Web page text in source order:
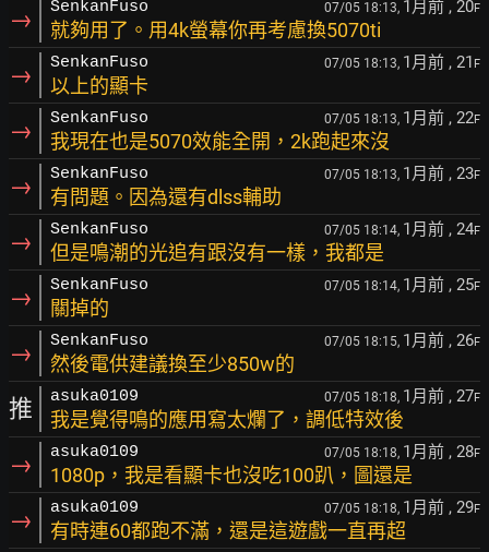
→ SenkanFuso 07/05 18:13, 1月前 , 20F
就夠用了。用4k螢幕你再考慮換5070ti
→ SenkanFuso 07/05 18:13, 1月前 , 21 F
以上的顯卡
→ SenkanFuso 07/05 18:13, 1月前 , 22F
我現在也是5070效能全開，2k跑起來沒
→ SenkanFuso 07/05 18:13, 1月前 , 23F
有問題。因為還有dlss輔助
→ SenkanFuso 07/05 18:14, 1月前 , 24F
但是鳴潮的光追有跟沒有一樣，我都是
→ SenkanFuso 07/05 18:14, 1月前 , 25F
關掉的
→ SenkanFuso 07/05 18:15, 1月前 , 26F
然後電供建議換至少850w的
推 asuka0109 07/05 18:18, 1月前 , 27F
我是覺得鳴的應用寫太爛了，調低特效後
→ asuka0109 07/05 18:18, 1月前 , 28F
1080p，我是看顯卡也沒吃100趴，圖還是
→ asuka0109 07/05 18:18, 1月前 , 29F
有時連60都跑不滿，還是這遊戲一直再超